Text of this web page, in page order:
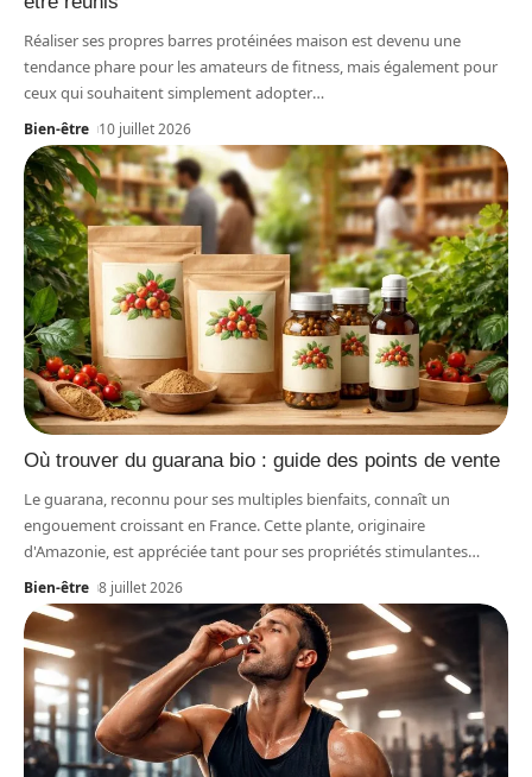
Réaliser ses propres barres protéinées maison est devenu une
tendance phare pour les amateurs de fitness, mais également pour
ceux qui souhaitent simplement adopter…
Bien-être 10 juillet 2026
Où trouver du guarana bio : guide des points de vente
Le guarana, reconnu pour ses multiples bienfaits, connaît un
engouement croissant en France. Cette plante, originaire
d'Amazonie, est appréciée tant pour ses propriétés stimulantes…
Bien-être 8 juillet 2026